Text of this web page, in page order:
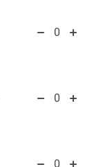
0
0
0